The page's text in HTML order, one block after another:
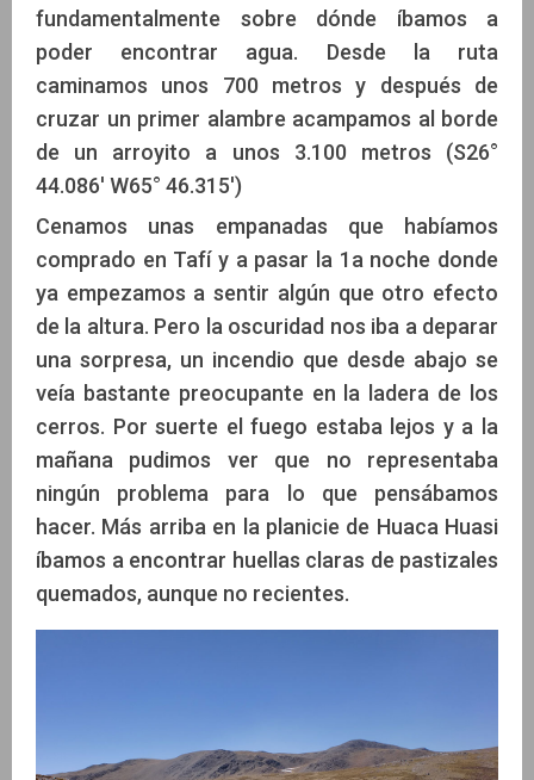
fundamentalmente sobre dónde íbamos a
poder encontrar agua. Desde la ruta
caminamos unos 700 metros y después de
cruzar un primer alambre acampamos al borde
de un arroyito a unos 3.100 metros (S26°
44.086' W65° 46.315')
Cenamos unas empanadas que habíamos
comprado en Tafí y a pasar la 1a noche donde
ya empezamos a sentir algún que otro efecto
de la altura. Pero la oscuridad nos iba a deparar
una sorpresa, un incendio que desde abajo se
veía bastante preocupante en la ladera de los
cerros. Por suerte el fuego estaba lejos y a la
mañana pudimos ver que no representaba
ningún problema para lo que pensábamos
hacer. Más arriba en la planicie de Huaca Huasi
íbamos a encontrar huellas claras de pastizales
quemados, aunque no recientes.